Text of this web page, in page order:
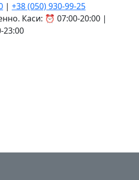
| +38 (050) 930-99-25
Каси: ⏰ 07:00-20:00 |